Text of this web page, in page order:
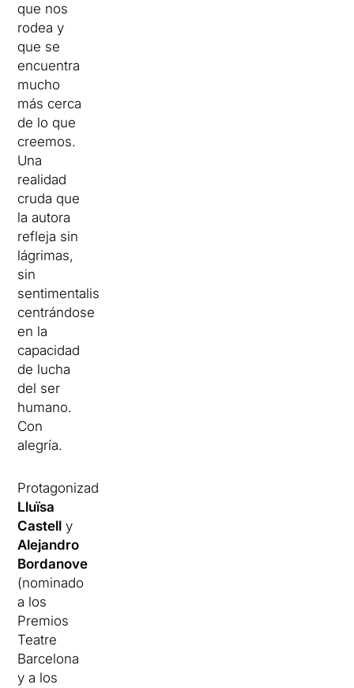
que nos
rodea y
que se
encuentra
mucho
más cerca
de lo que
creemos.
Una
realidad
cruda que
la autora
refleja sin
lágrimas,
sin
sentimentalismo,
centrándose
en la
capacidad
de lucha
del ser
humano.
Con
alegría.
Protagonizada
Lluïsa
Castell y
Alejandro
Bordanove
(nominado
a los
Premios
Teatre
Barcelona
y a los